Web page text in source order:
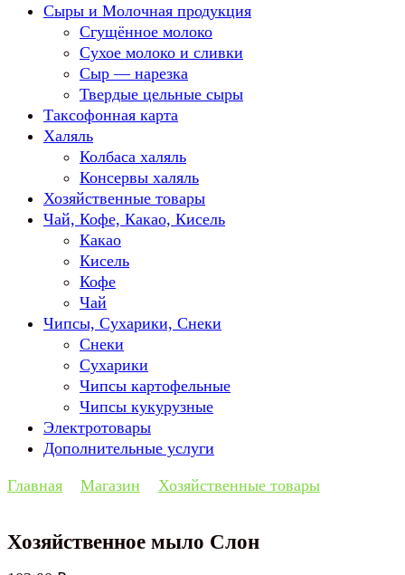
Сыры и Молочная продукция
Сгущённое молоко
Сухое молоко и сливки
Сыр — нарезка
Твердые цельные сыры
Таксофонная карта
Халяль
Колбаса халяль
Консервы халяль
Хозяйственные товары
Чай, Кофе, Какао, Кисель
Какао
Кисель
Кофе
Чай
Чипсы, Сухарики, Снеки
Снеки
Сухарики
Чипсы картофельные
Чипсы кукурузные
Электротовары
Дополнительные услуги
Главная Магазин Хозяйственные товары
Хозяйственное мыло Слон